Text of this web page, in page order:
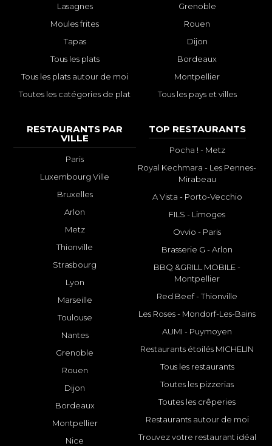
Lasagnes
Moules frites
Tapas
Tous les plats
Tous les plats autour de moi
Toutes les catégories de plat
Grenoble
Rouen
Dijon
Bordeaux
Montpellier
Tous les pays et villes
RESTAURANTS PAR
VILLE
Paris
Luxembourg Ville
Bruxelles
Arlon
Metz
Thionville
Strasbourg
Lyon
Marseille
Toulouse
Nantes
Grenoble
Rouen
Dijon
Bordeaux
Montpellier
Nice
TOP RESTAURANTS
Pocha ! - Metz
Royal Kechmara - Les Pennes-
Mirabeau
A Vista - Porto-Vecchio
FILS - Limoges
Ovvio - Paris
Brasserie G - Arlon
BBQ &GRILL MOBILE -
Montpellier
Red Beef - Thionville
Les Roses - Mondorf-Les-Bains
AUMI - Puymoyen
Restaurants étoilés MICHELIN
Tous les restaurants
Toutes les pizzerias
Toutes les crêperies
Restaurants autour de moi
Trouvez votre restaurant idéal